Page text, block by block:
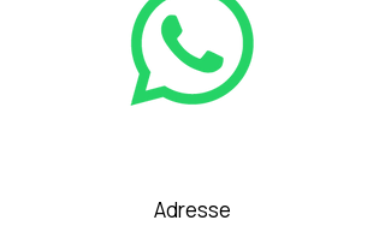
Adresse